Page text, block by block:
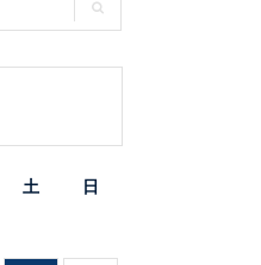
土
日